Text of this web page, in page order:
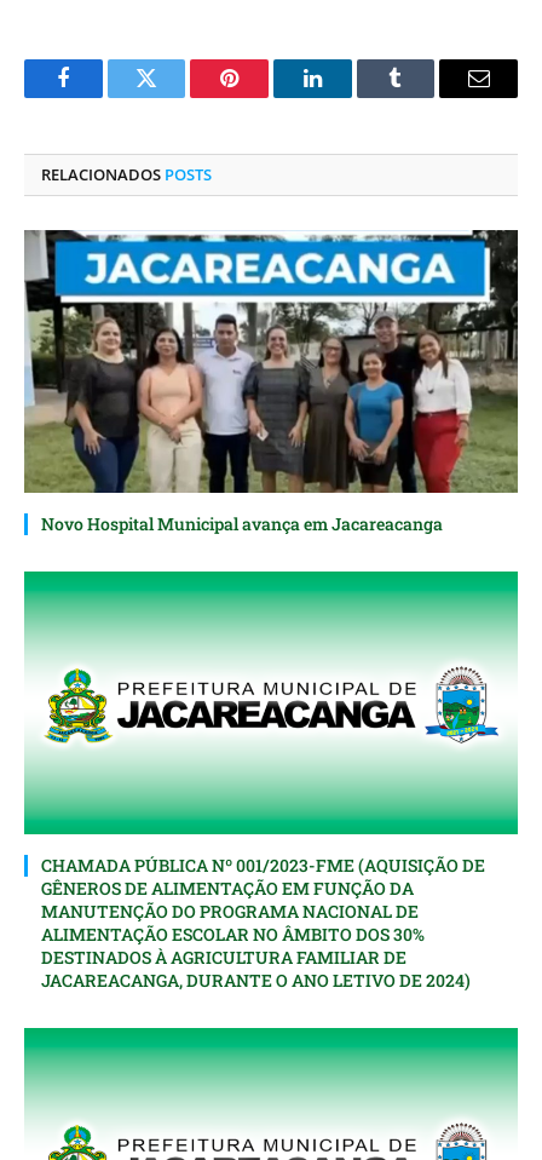
FacebookTwitter Pinterest O
Tumblr
E-
RELACIONADOS POSTS
Novo Hospital Municipal avança em Jacareacanga
CHAMADA PÚBLICA Nº 001/2023-FME (AQUISIÇÃO DE
GÊNEROS DE ALIMENTAÇÃO EM FUNÇÃO DA
MANUTENÇÃO DO PROGRAMA NACIONAL DE
ALIMENTAÇÃO ESCOLAR NO ÂMBITO DOS 30%
DESTINADOS À AGRICULTURA FAMILIAR DE
JACAREACANGA, DURANTE O ANO LETIVO DE 2024)